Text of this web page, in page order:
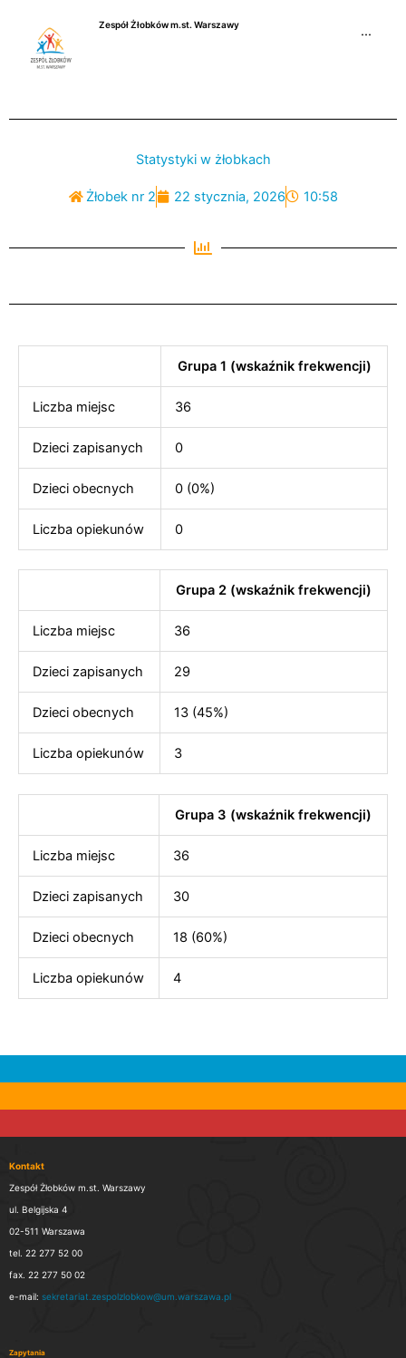
Zespół Żłobków m.st. Warszawy
···
Statystyki w żłobkach
Żłobek nr 2 22 stycznia, 2026 10:58
Grupa 1 (wskaźnik frekwencji)
Liczba miejsc 36
Dzieci zapisanych 0
Dzieci obecnych 0 (0%)
Liczba opiekunów 0
Grupa 2 (wskaźnik frekwencji)
Liczba miejsc 36
Dzieci zapisanych 29
Dzieci obecnych 13 (45%)
Liczba opiekunów 3
Grupa 3 (wskaźnik frekwencji)
Liczba miejsc 36
Dzieci zapisanych 30
Dzieci obecnych 18 (60%)
Liczba opiekunów 4
Kontakt
Zespół Żłobków m.st. Warszawy
ul. Belgijska 4
02-511 Warszawa
tel. 22 277 52 00
fax. 22 277 50 02
e-mail: sekretariat.zespolzlobkow@um.warszawa.pl
Zapytania